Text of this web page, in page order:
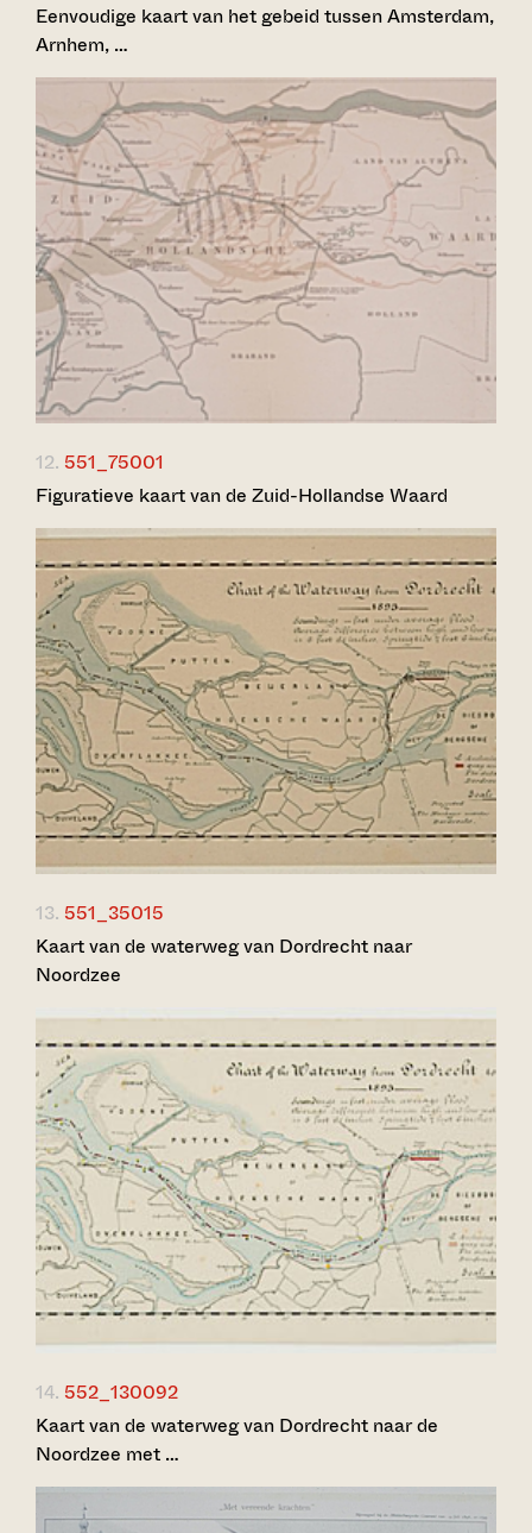
Eenvoudige kaart van het gebeid tussen Amsterdam,
Arnhem, …
12. 551_75001
Figuratieve kaart van de Zuid-Hollandse Waard
13. 551_35015
Kaart van de waterweg van Dordrecht naar
Noordzee
14. 552_130092
Kaart van de waterweg van Dordrecht naar de
Noordzee met …